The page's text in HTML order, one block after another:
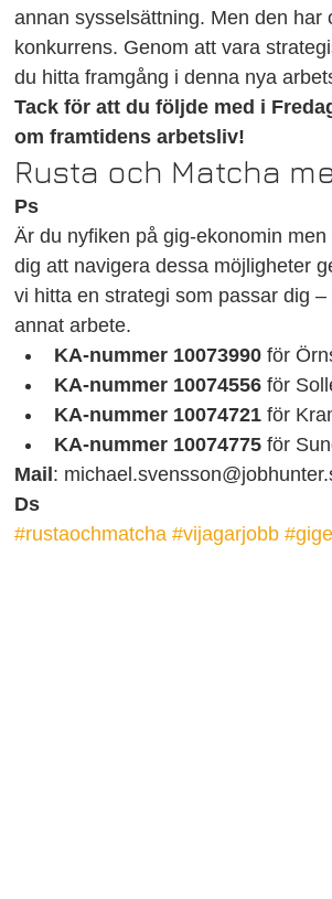
annan sysselsättning. Men den
konkurrens. Genom att vara
du hitta framgång i denna nya
Tack för att du följde med i
om framtidens arbetsliv!
Rusta och Matcha
Ps
Är du nyfiken på gig-ekonomin
dig att navigera dessa möjligheter
vi hitta en strategi som passar dig
annat arbete.
KA-nummer 10073990 för
KA-nummer 10074556 för
KA-nummer 10074721 för
KA-nummer 10074775 för
Mail :
Ds
#rustaochmatcha #vijagarjobb